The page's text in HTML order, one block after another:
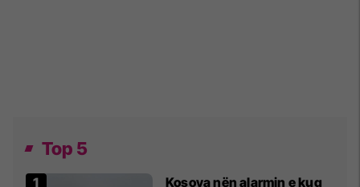
Top 5
Kosova nën alarmin e kuq